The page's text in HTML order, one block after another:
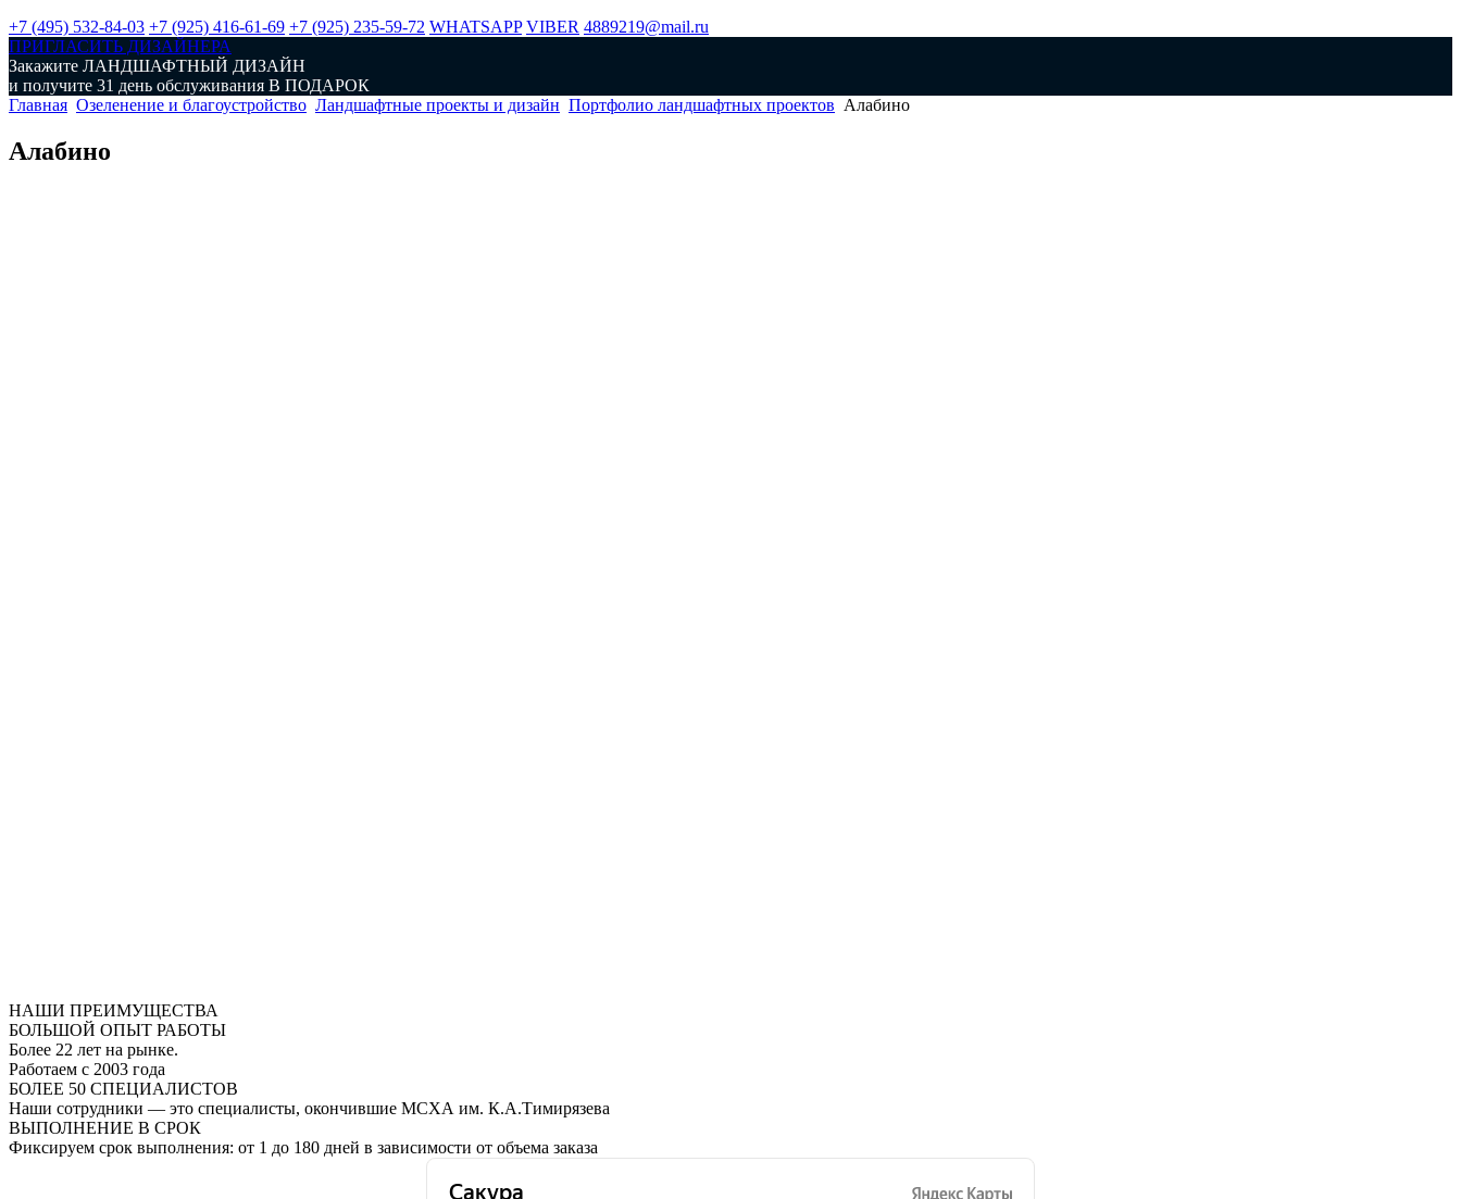
+7 (495) 532-84-03 +7 (925) 416-61-69 +7 (925) 235-59-72 WHATSAPP VIBER 4889219@mail.ru
ПРИГЛАСИТЬ ДИЗАЙНЕРА
Закажите ЛАНДШАФТНЫЙ ДИЗАЙН
и получите 31 день обслуживания В ПОДАРОК
Главная Озеленение и благоустройство Ландшафтные проекты и дизайн Портфолио ландшафтных проектов Алабино
Алабино
НАШИ ПРЕИМУЩЕСТВА
БОЛЬШОЙ ОПЫТ РАБОТЫ
Более 22 лет на рынке.
Работаем с 2003 года
БОЛЕЕ 50 СПЕЦИАЛИСТОВ
Наши сотрудники — это специалисты, окончившие МСХА им. К.А.Тимирязева
ВЫПОЛНЕНИЕ В СРОК
Фиксируем срок выполнения: от 1 до 180 дней в зависимости от объема заказа